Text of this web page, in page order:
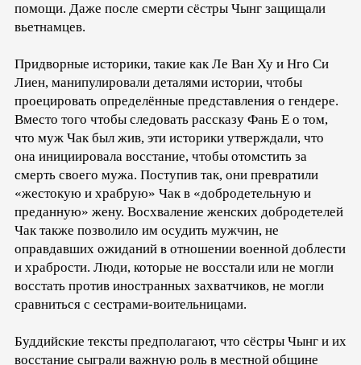
помощи. Даже после смерти сёстры Чынг защищали
вьетнамцев.
Придворные историки, такие как Ле Ван Ху и Нго Си
Лиен, манипулировали деталями истории, чтобы
проецировать определённые представления о гендере.
Вместо того чтобы следовать рассказу Фань Е о том,
что муж Чак был жив, эти историки утверждали, что
она инициировала восстание, чтобы отомстить за
смерть своего мужа. Поступив так, они превратили
«жестокую и храбрую» Чак в «добродетельную и
преданную» жену. Восхваление женских добродетелей
Чак также позволило им осудить мужчин, не
оправдавших ожиданий в отношении военной доблести
и храбрости. Люди, которые не восстали или не могли
восстать против иностранных захватчиков, не могли
сравниться с сестрами-воительницами.
Буддийские тексты предполагают, что сёстры Чынг и их
восстание сыграли важную роль в местной общине